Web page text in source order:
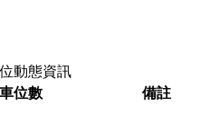
動態資訊
位數
備註